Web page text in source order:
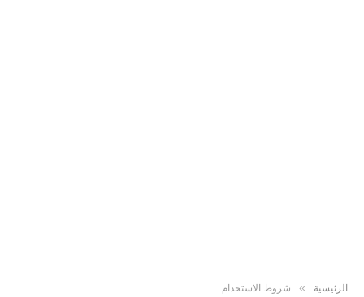
الرئيسية » شروط الاستخدام